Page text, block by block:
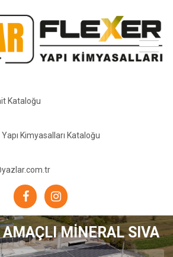
Kataloğu
Yapı Kimyasalları Kataloğu
AMAÇLI MİNERAL SIVA